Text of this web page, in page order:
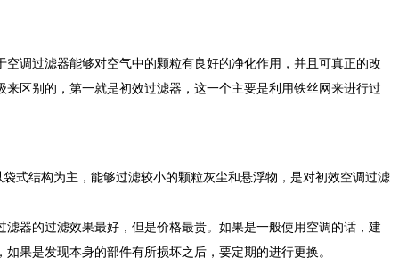
调过滤器能够对空气中的颗粒有良好的净化作用，并且可真正的改
区别的，第一就是初效过滤器，这一个主要是利用铁丝网来进行过
式结构为主，能够过滤较小的颗粒灰尘和悬浮物，是对初效空调过滤
滤器的过滤效果最好，但是价格最贵。如果是一般使用空调的话，建
果是发现本身的部件有所损坏之后，要定期的进行更换。